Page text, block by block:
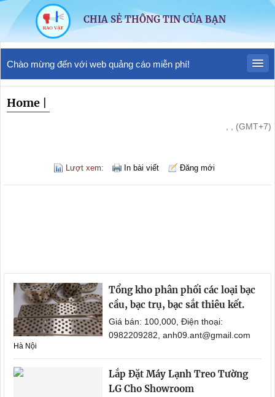
CHIA SẺ THÔNG TIN CỦA BẠN
Chào mừng đến với web quảng cáo miễn phí!
Home
, , (GMT+7)
Lượt xem: In bài viết Đăng mới
Tổng kho phân phối các loại bạc
cầu, bạc trụ, bạc sắt thiêu kết.
Giá bán: 100,000, Điện thoại:
0982209282, anh09.ant@gmail.com
Hà Nội
Lắp Đặt Máy Lạnh Treo Tường
LG Cho Showroom